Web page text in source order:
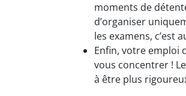
moments de
d’organiser
les examens, c’est
Enfin, votre emploi
vous concentrer !
à être plus